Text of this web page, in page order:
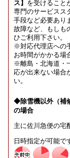
ス】 を受けること
専門のサービスス
手段など必要あり
故障など、もしも
ひご利用下さい。
※対応代理店への
お時間がかかる場
※離島・北海道・
応が出来ない場合
い。
◆除雪機以外（補
の場合
主に佐川急便の宅
日時指定が可能で